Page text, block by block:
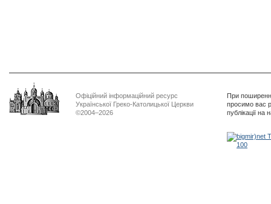
Офіційний інформаційний ресурс
Української Греко-Католицької Церкви
©2004–2026
При
просимо вас
публікації на